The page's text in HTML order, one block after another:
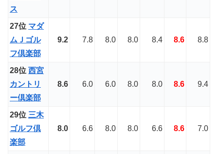
ス
27位 マダ
ムＪゴル
フ倶楽部
9.2 7.8 8.0 8.0 8.4 8.6 8.8
28位 西宮
カントリ
ー倶楽部
8.6 6.0 6.0 8.0 8.0 8.6 9.4
29位 三木
ゴルフ倶
楽部
8.0 6.6 8.0 8.0 6.6 8.6 7.0